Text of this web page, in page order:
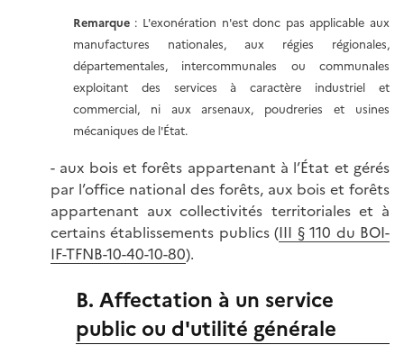
Remarque: L'exonération n'est donc pas applicable aux
manufactures nationales, aux régies régionales,
départementales, intercommunales ou communales
exploitant des services à caractère industriel et
commercial, ni aux arsenaux, poudreries et usines
mécaniques de l'État.
- aux bois et forêts appartenant à l’État et gérés
par l’office national des forêts, aux bois et forêts
appartenant aux collectivités territoriales et à
certains établissements publics (III § 110 du BOI-
IF-TFNB-10-40-10-80).
B. Affectation à un service
public ou d'utilité générale